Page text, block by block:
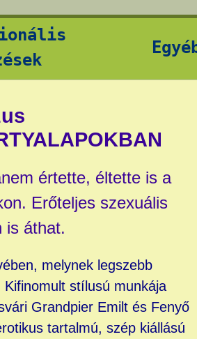
értette, éltette is a
Erőteljes szexuális
is áthat.
melynek legszebb
stílusú munkája
Grandpier Emilt és Fenyő
tartalmú, szép kiállású